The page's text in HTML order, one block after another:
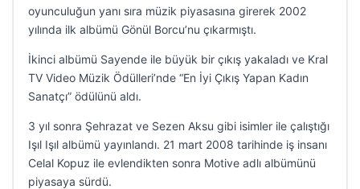
oyunculuğun yanı sıra müzik piyasasına girerek 2002
yılında ilk albümü Gönül Borcu’nu çıkarmıştı.
İkinci albümü Sayende ile büyük bir çıkış yakaladı ve Kral
TV Video Müzik Ödülleri’nde “En İyi Çıkış Yapan Kadın
Sanatçı” ödülünü aldı.
3 yıl sonra Şehrazat ve Sezen Aksu gibi isimler ile çalıştığı
Işıl Işıl albümü yayınlandı. 21 mart 2008 tarihinde iş insanı
Celal Kopuz ile evlendikten sonra Motive adlı albümünü
piyasaya sürdü.